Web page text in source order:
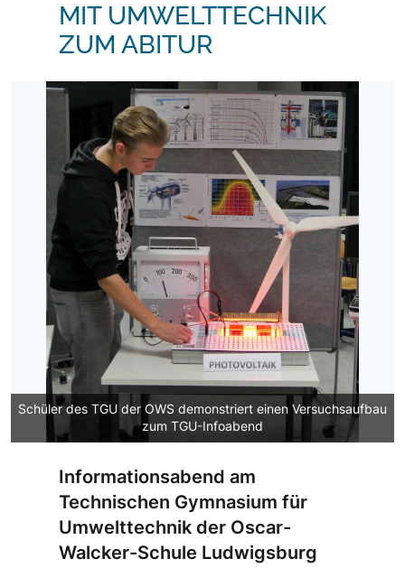
MIT UMWELTTECHNIK
ZUM ABITUR
Schüler des TGU der OWS demonstriert einen Versuchsaufbau
zum TGU-Infoabend
Informationsabend am
Technischen Gymnasium für
Umwelttechnik der Oscar-
Walcker-Schule Ludwigsburg